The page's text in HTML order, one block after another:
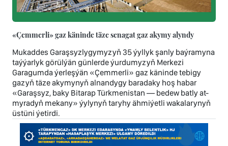
«Çemmerli» gaz käninde täze senagat gaz akymy alyndy
Mukaddes Garaşsyzlygymyzyň 35 ýyllyk şanly baýramyna
taýýarlyk görülýän günlerde ýurdumyzyň Merkezi
Garagumda ýerleşýän «Çemmerli» gaz käninde tebigy
gazyň täze akymynyň alnandygy baradaky hoş habar
«Garaşsyz, baky Bitarap Türkmenistan — bedew batly at-
myradyň mekany» ýylynyň taryhy ähmiýetli wakalarynyň
üstüni ýetirdi.